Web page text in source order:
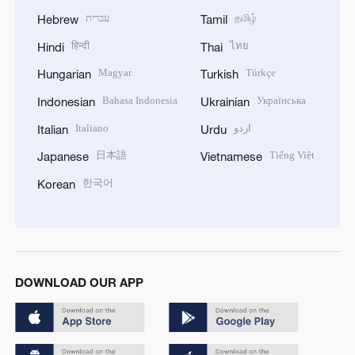
Hebrew עברית
Hindi हिन्दी
Hungarian Magyar
Indonesian Bahasa Indonesia
Italian Italiano
Japanese 日本語
Korean 한국어
Tamil தமிழ்
Thai ไทย
Turkish Türkçe
Ukrainian Українська
Urdu اردو
Vietnamese Tiếng Việt
DOWNLOAD OUR APP